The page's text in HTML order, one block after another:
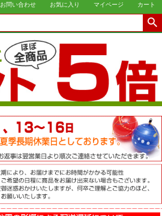
お問い合わせ お気に入り マイページ カート